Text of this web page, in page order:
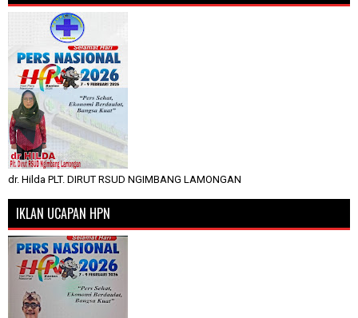
dr. Hilda PLT. DIRUT RSUD NGIMBANG LAMONGAN
IKLAN UCAPAN HPN